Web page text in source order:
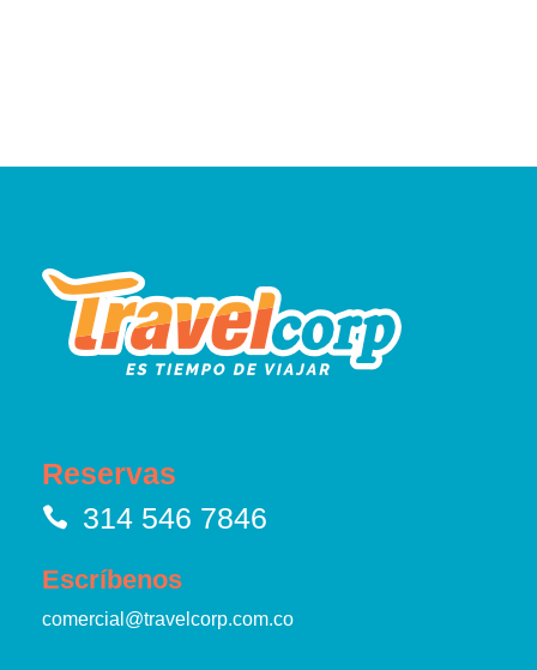
Reservas
314 546 7846
Escríbenos
comercial@travelcorp.com.co